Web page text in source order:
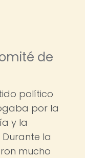
de
político
por la
y la
la
mucho